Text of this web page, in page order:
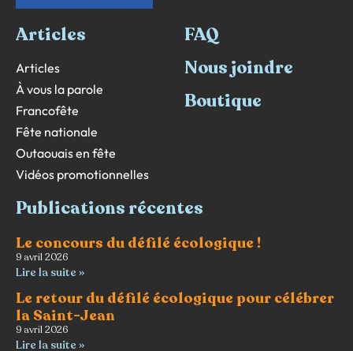
Articles
Articles
À vous la parole
Francofête
Fête nationale
Outaouais en fête
Vidéos promotionnelles
FAQ
Nous joindre
Boutique
Publications récentes
Le concours du défilé écologique !
9 avril 2026
Lire la suite »
Le retour du défilé écologique pour célébrer
la Saint-Jean
9 avril 2026
Lire la suite »